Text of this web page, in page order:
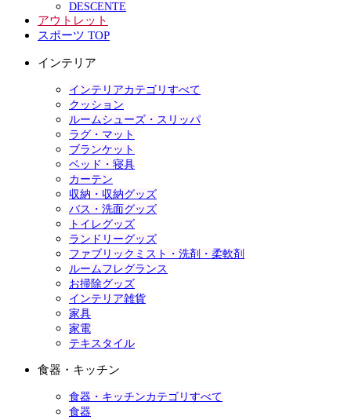
DESCENTE
アウトレット
スポーツ TOP
インテリア
インテリアカテゴリすべて
クッション
ルームシューズ・スリッパ
ラグ・マット
ブランケット
ベッド・寝具
カーテン
収納・収納グッズ
バス・洗面グッズ
トイレグッズ
ランドリーグッズ
ファブリックミスト・洗剤・柔軟剤
ルームフレグランス
お掃除グッズ
インテリア雑貨
家具
家電
テキスタイル
食器・キッチン
食器・キッチンカテゴリすべて
食器